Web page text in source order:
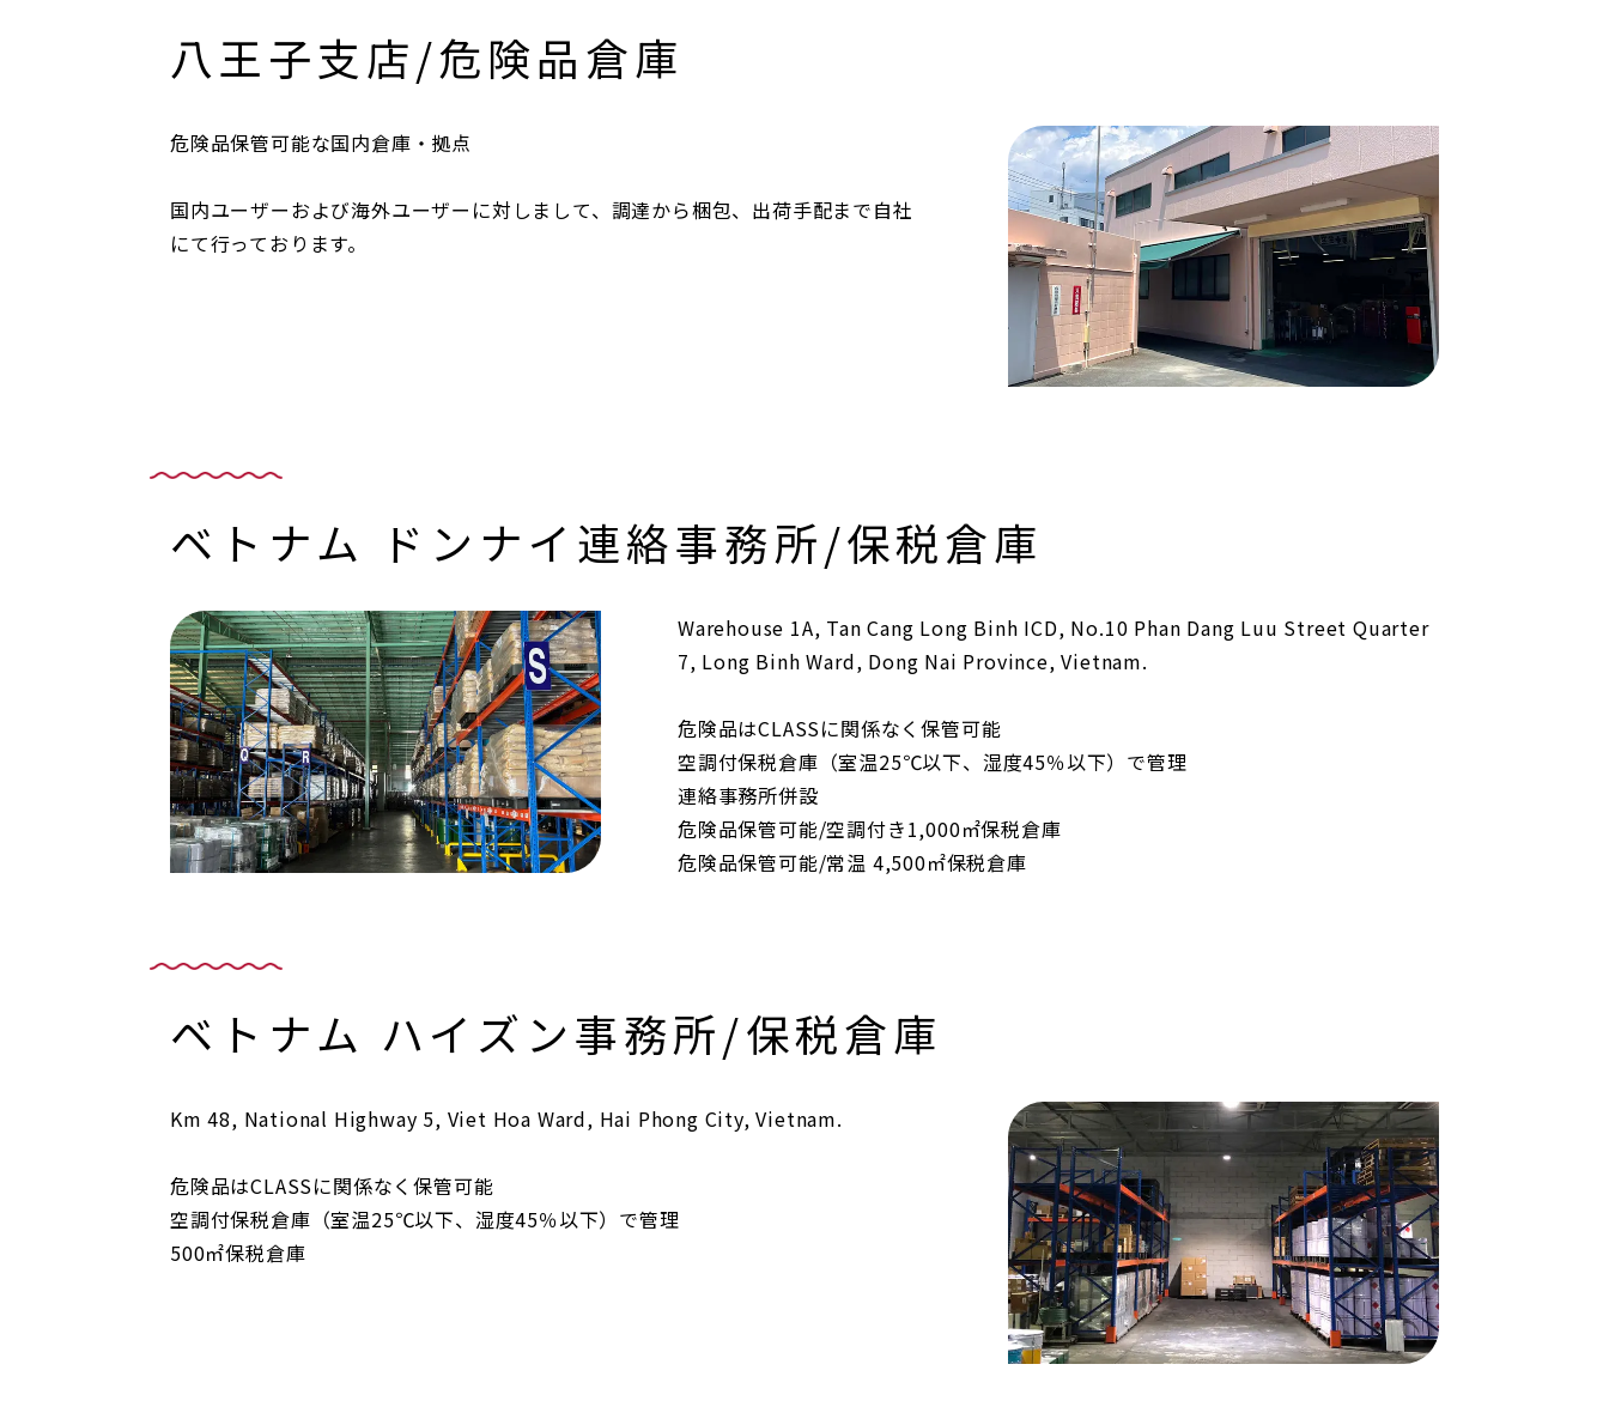
八王子支店/危険品倉庫
危険品保管可能な国内倉庫・拠点
国内ユーザーおよび海外ユーザーに対しまして、調達から梱包、出荷手配まで自社
にて行っております。
ベトナム ドンナイ連絡事務所/保税倉庫
Warehouse 1A, Tan Cang Long Binh ICD, No.10 Phan Dang Luu Street Quarter
7, Long Binh Ward, Dong Nai Province, Vietnam.
危険品はCLASSに関係なく保管可能
空調付保税倉庫（室温25℃以下、湿度45％以下）で管理
連絡事務所併設
危険品保管可能/空調付き1,000㎡保税倉庫
危険品保管可能/常温 4,500㎡保税倉庫
ベトナム ハイズン事務所/保税倉庫
Km 48, National Highway 5, Viet Hoa Ward, Hai Phong City, Vietnam.
危険品はCLASSに関係なく保管可能
空調付保税倉庫（室温25℃以下、湿度45％以下）で管理
500㎡保税倉庫